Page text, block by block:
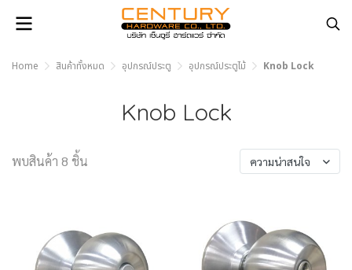
Home สินค้าทั้งหมด อุปกรณ์ประตู อุปกรณ์ประตูไม้ Knob Lock
Knob Lock
พบสินค้า 8 ชิ้น ความน่าสนใจ